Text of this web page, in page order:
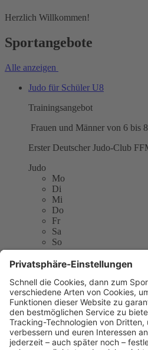
Herzlich Willkommen!
Sportangebote
Alle anzeigen
Judo für Schüler U8
Trainingsangebot
Frauen und Männer von 6 bis 8
Erster Deutscher Judo-Club
Judo
Mo
Di
Mi
Do
Fr
Sa
So
Erster Deutscher Judo-Club FFM
Im Geeren 125
60433 Frankfurt am Main
E-Mail:karate@1djc.de
Telefon: 069-53053846
Website:http://www.1djc.de
Sitemap